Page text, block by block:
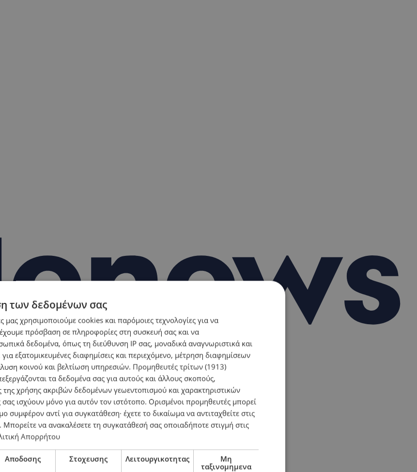
οι μειώσεις τον τελευταίο μήνα
των δεδομένων σας
μας χρησιμοποιούμε cookies και παρόμοιες τεχνολογίες για να
πρόσβαση σε πληροφορίες στη συσκευή σας και να
δεδομένα, όπως τη διεύθυνση IP σας, μοναδικά αναγνωριστικά και
εξατομικευμένες διαφημίσεις και περιεχόμενο, μέτρηση διαφημίσεων
κοινού και βελτίωση υπηρεσιών. Προμηθευτές τρίτων (1913)
τα δεδομένα σας για αυτούς και άλλους σκοπούς,
χρήσης ακριβών δεδομένων γεωεντοπισμού και χαρακτηριστικών
σας ισχύουν μόνο για αυτόν τον ιστότοπο. Ορισμένοι προμηθευτές μπορεί
συμφέρον αντί για συγκατάθεση· έχετε το δικαίωμα να αντιταχθείτε στις
. Μπορείτε να ανακαλέσετε τη συγκατάθεσή σας οποιαδήποτε στιγμή στις
Απορρήτου
Αποδοσης Στοχευσης Λειτουργικοτητας
Μη
ταξινομημενα